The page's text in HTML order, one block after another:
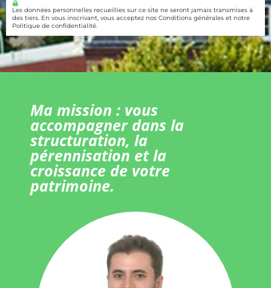
Les données personnelles recueillies sur ce site ne seront jamais transmises à
des tiers. En vous inscrivant, vous acceptez nos Conditions générales et notre
Politique de confidentialité.
Ma mission : vous
accompagner dans la
structuration, la
pérennisation et la
croissance de votre
patrimoine.